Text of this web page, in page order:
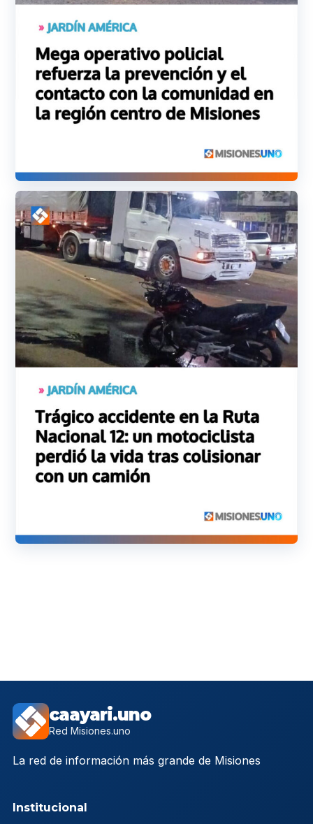
caayari.uno
Red Misiones.uno
La red de información más grande de Misiones
Institucional